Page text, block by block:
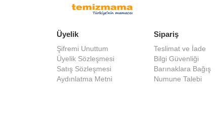
Üyelik
Şifremi Unuttum
Üyelik Sözleşmesi
Satış Sözleşmesi
Aydınlatma Metni
Sipariş
Teslimat ve İade
Bilgi Güvenliği
Barınaklara Bağış
Numune Talebi